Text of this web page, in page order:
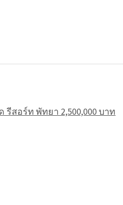
สอร์ท พัทยา 2,500,000 บาท